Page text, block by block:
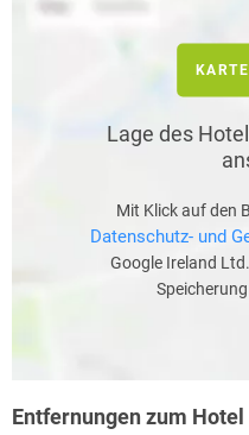
Lage des
Mit Klick auf den
Datenschutz- und
Google Ireland
Entfernungen zum Hotel